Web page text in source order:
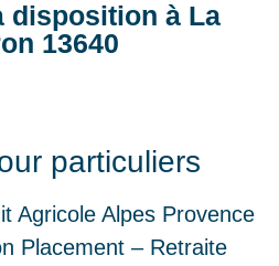
disposition à La
13640
particuliers
Agricole Alpes Provence
Placement – Retraite